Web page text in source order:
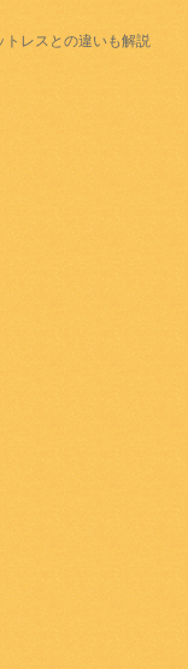
トレスとの違いも解説